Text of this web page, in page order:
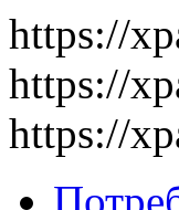
https://
https://
https://